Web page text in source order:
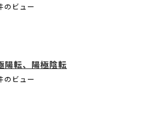
のビュー
陽転、陽極陰転
のビュー